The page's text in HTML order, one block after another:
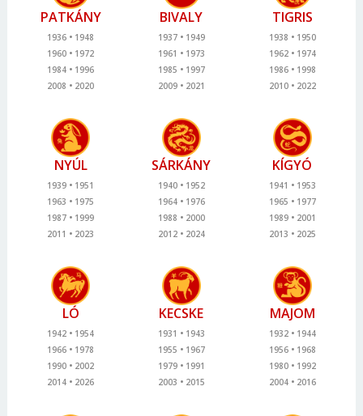
PATKÁNY
1936
1948
1960
1972
1984
1996
2008
2020
BIVALY
1937
1949
1961
1973
1985
1997
2009
2021
TIGRIS
1938
1950
1962
1974
1986
1998
2010
2022
NYÚL
1939
1951
1963
1975
1987
1999
2011
2023
SÁRKÁNY
1940
1952
1964
1976
1988
2000
2012
2024
KÍGYÓ
1941
1953
1965
1977
1989
2001
2013
2025
LÓ
1942
1954
1966
1978
1990
2002
2014
2026
KECSKE
1931
1943
1955
1967
1979
1991
2003
2015
MAJOM
1932
1944
1956
1968
1980
1992
2004
2016